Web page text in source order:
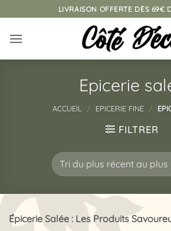
au
contenu
LIVRAISON OFFERTE DÈS 69€
Epicerie
ACCUEIL / EPICERIE FINE /
FILTRER
Épicerie Salée : Les Produits